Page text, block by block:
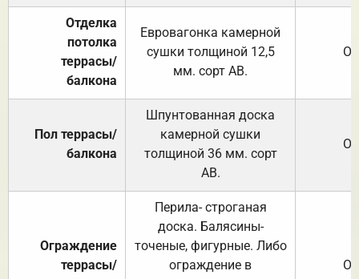
Отделка
потолка
террасы/
балкона
Евровагонка камерной
сушки толщиной 12,5
мм. сорт АВ.
Пол террасы/
балкона
Шпунтованная доска
камерной сушки
толщиной 36 мм. сорт
АВ.
Ограждение
террасы/
Перила- строганая
доска. Балясины-
точеные, фигурные. Либо
ограждение в